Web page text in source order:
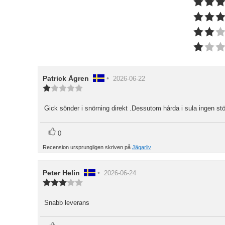
Recensionsförfattare:
Patrick Ågren • Recensionsdatum:
2026-06-22
5
Recensionstext:
Gick sönder i snörning direkt .Dessutom hårda i sula ingen
Rösta
0
Recension ursprungligen skriven på Jägarliv
Recensionsförfattare:
Peter Helin • Recensionsdatum:
2026-06-24
5
Recensionstext:
Snabb leverans